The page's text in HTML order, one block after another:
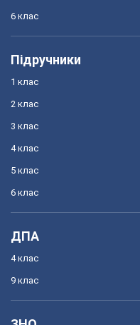
6 клас
Підручники
1 клас
2 клас
3 клас
4 клас
5 клас
6 клас
ДПА
4 клас
9 клас